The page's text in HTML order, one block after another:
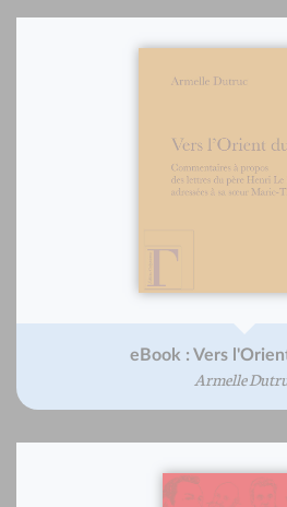
eBook : Vers
Armelle